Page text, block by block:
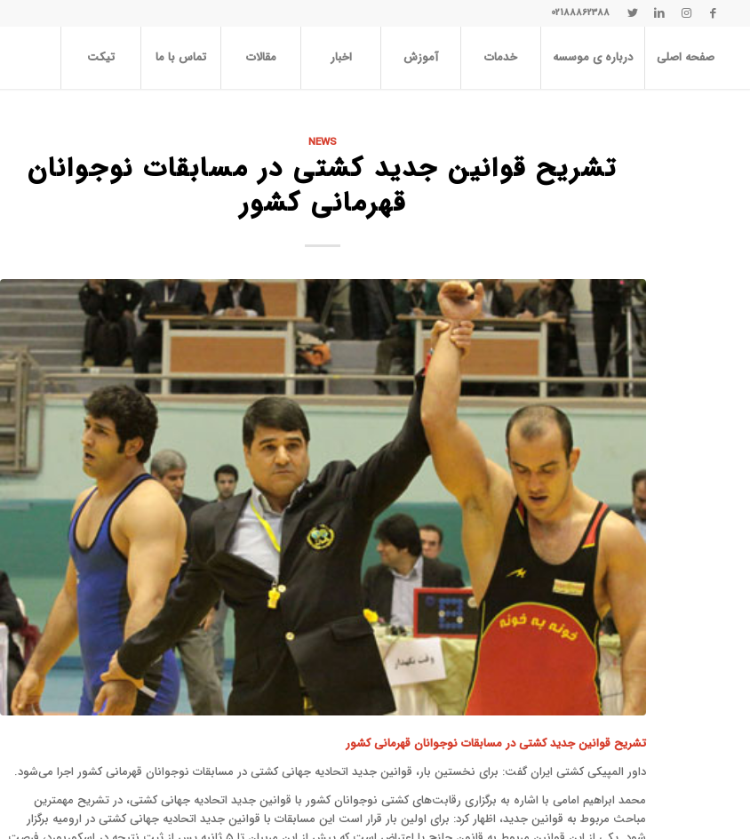
02188862388
صفحه اصلی درباره ی موسسه خدمات آموزش اخبار مقالات تماس با ما تیکت
NEWS
تشریح قوانین جدید کشتی در مسابقات نوجوانان
قهرمانی کشور
تشریح قوانین جدید کشتی در مسابقات نوجوانان قهرمانی کشور
داور المپیکی کشتی ایران گفت: برای نخستین بار، قوانین جدید اتحادیه جهانی کشتی در مسابقات نوجوانان قهرمانی کشور اجرا می‌شود.
محمد ابراهیم امامی با اشاره به برگزاری رقابت‌های کشتی نوجوانان کشور با قوانین جدید اتحادیه جهانی کشتی، در تشریح مهمترین
مباحث مربوط به قوانین جدید، اظهار کرد: برای اولین بار قرار است این مسابقات با قوانین جدید اتحادیه جهانی کشتی در ارومیه برگزار